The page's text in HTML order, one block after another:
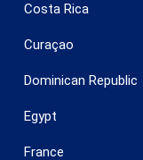
Costa Rica
Curaçao
Dominican Republic
Egypt
France